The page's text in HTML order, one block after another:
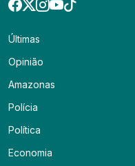
Últimas
Opinião
Amazonas
Polícia
Política
Economia